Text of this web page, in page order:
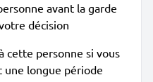
avant la garde
décision
cette personne si vous
une longue période